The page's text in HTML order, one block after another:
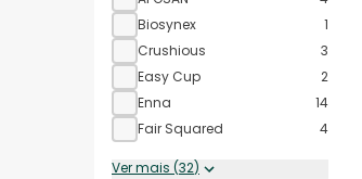
Biosynex
1
Crushious
3
Easy Cup
2
Enna
14
Fair Squared
4
Ver mais (32)